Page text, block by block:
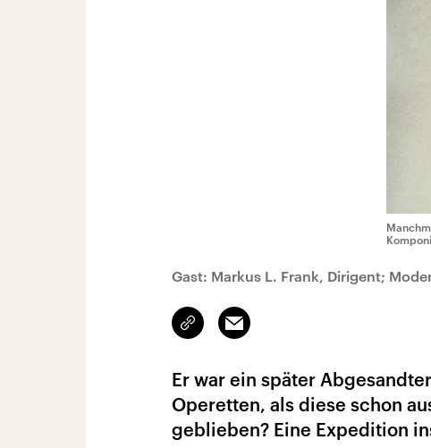
Gast: Markus L. Frank, Dirigent;
Link
kopieren/teilen
Email
Er war ein später
Operetten, als diese schon
geblieben? Eine Expedition